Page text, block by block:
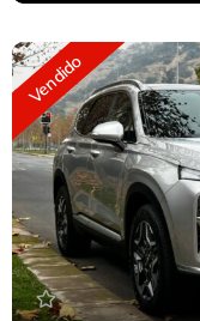
Vendido